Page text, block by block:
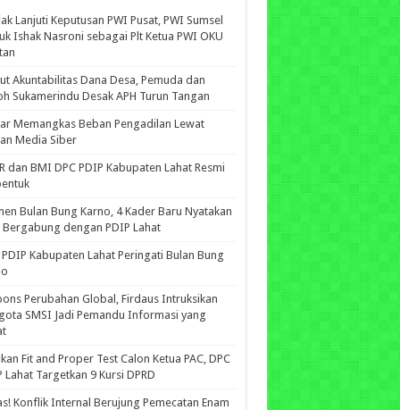
Lanjuti Keputusan PWI Pusat, PWI Sumsel
Ishak Nasroni sebagai Plt Ketua PWI OKU
Akuntabilitas Dana Desa, Pemuda dan
Sukamerindu Desak APH Turun Tangan
Memangkas Beban Pengadilan Lewat
Media Siber
dan BMI DPC PDIP Kabupaten Lahat Resmi
Bulan Bung Karno, 4 Kader Baru Nyatakan
Bergabung dengan PDIP Lahat
PDIP Kabupaten Lahat Peringati Bulan Bung
Perubahan Global, Firdaus Intruksikan
SMSI Jadi Pemandu Informasi yang
Fit and Proper Test Calon Ketua PAC, DPC
Lahat Targetkan 9 Kursi DPRD
Konflik Internal Berujung Pemecatan Enam